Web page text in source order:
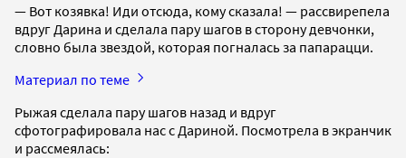
— Вот козявка! Иди отсюда, кому сказала! — рассвирепела
вдруг Дарина и сделала пару шагов в сторону девчонки,
словно была звездой, которая погналась за папарацци.
Материал по теме
Рыжая сделала пару шагов назад и вдруг
сфотографировала нас с Дариной. Посмотрела в экранчик
и рассмеялась: